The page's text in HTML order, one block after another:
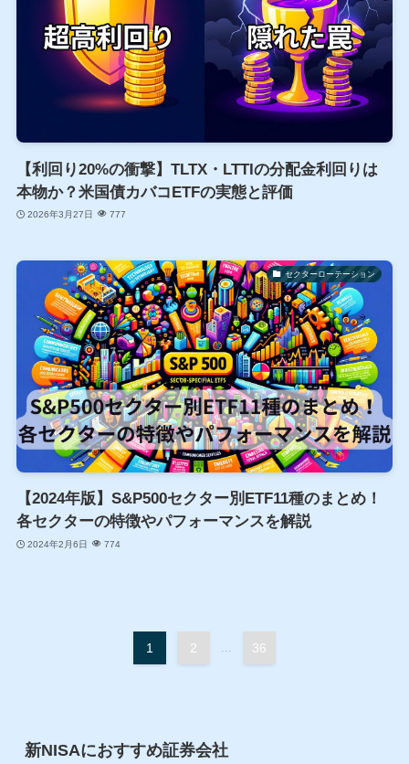
【利回り20%の衝撃】TLTX・LTTIの分配金利回りは
本物か？米国債カバコETFの実態と評価
2026年3月27日 777
セクターローテーション
【2024年版】S&P500セクター別ETF11種のまとめ！
各セクターの特徴やパフォーマンスを解説
2024年2月6日 774
1 2 ... 36
新NISAにおすすめ証券会社